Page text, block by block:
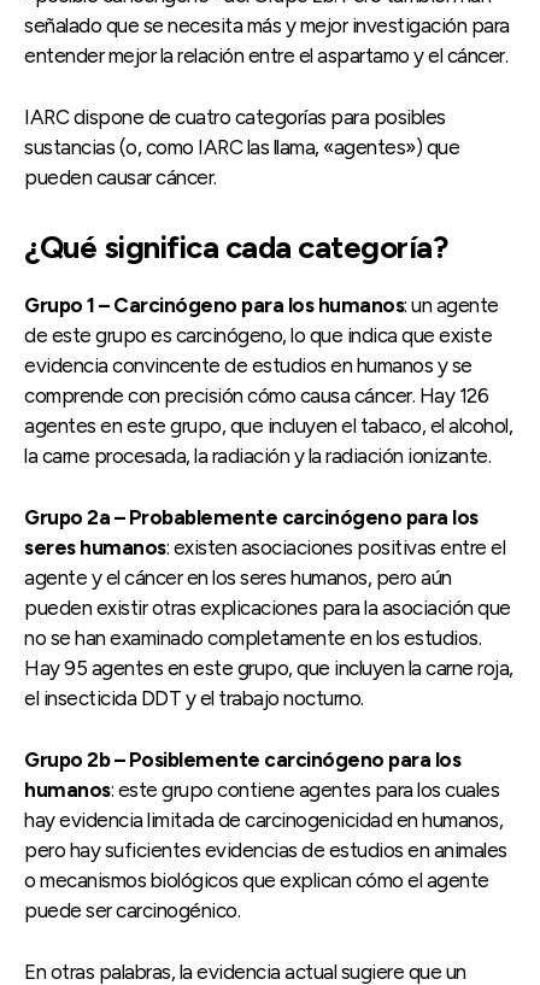
señalado que se necesita más y mejor investigación para
entender mejor la relación entre el aspartamo y el cáncer.
IARC dispone de cuatro categorías para posibles
sustancias (o, como IARC las llama, «agentes») que
pueden causar cáncer.
¿Qué significa cada categoría?
Grupo 1 – Carcinógeno para los humanos: un agente
de este grupo es carcinógeno, lo que indica que existe
evidencia convincente de estudios en humanos y se
comprende con precisión cómo causa cáncer. Hay 126
agentes en este grupo, que incluyen el tabaco, el alcohol,
la carne procesada, la radiación y la radiación ionizante.
Grupo 2a – Probablemente carcinógeno para los
seres humanos: existen asociaciones positivas entre el
agente y el cáncer en los seres humanos, pero aún
pueden existir otras explicaciones para la asociación que
no se han examinado completamente en los estudios.
Hay 95 agentes en este grupo, que incluyen la carne roja,
el insecticida DDT y el trabajo nocturno.
Grupo 2b – Posiblemente carcinógeno para los
humanos: este grupo contiene agentes para los cuales
hay evidencia limitada de carcinogenicidad en humanos,
pero hay suficientes evidencias de estudios en animales
o mecanismos biológicos que explican cómo el agente
puede ser carcinogénico.
En otras palabras, la evidencia actual sugiere que un